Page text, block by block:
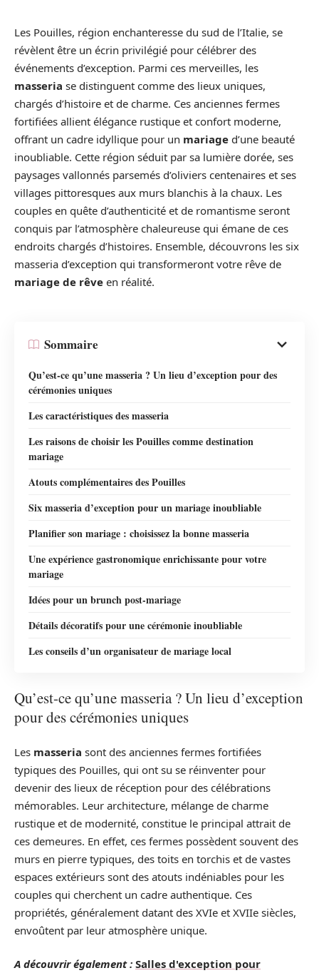
Les Pouilles, région enchanteresse du sud de l’Italie, se
révèlent être un écrin privilégié pour célébrer des
événements d’exception. Parmi ces merveilles, les
masseria se distinguent comme des lieux uniques,
chargés d’histoire et de charme. Ces anciennes fermes
fortifiées allient élégance rustique et confort moderne,
offrant un cadre idyllique pour un mariage d’une beauté
inoubliable. Cette région séduit par sa lumière dorée, ses
paysages vallonnés parsemés d’oliviers centenaires et ses
villages pittoresques aux murs blanchis à la chaux. Les
couples en quête d’authenticité et de romantisme seront
conquis par l’atmosphère chaleureuse qui émane de ces
endroits chargés d’histoires. Ensemble, découvrons les six
masseria d’exception qui transformeront votre rêve de
mariage de rêve en réalité.
Sommaire
Qu’est-ce qu’une masseria ? Un lieu d’exception pour des
cérémonies uniques
Les caractéristiques des masseria
Les raisons de choisir les Pouilles comme destination
mariage
Atouts complémentaires des Pouilles
Six masseria d’exception pour un mariage inoubliable
Planifier son mariage : choisissez la bonne masseria
Une expérience gastronomique enrichissante pour votre
mariage
Idées pour un brunch post-mariage
Détails décoratifs pour une cérémonie inoubliable
Les conseils d’un organisateur de mariage local
Qu’est-ce qu’une masseria ? Un lieu d’exception
pour des cérémonies uniques
Les masseria sont des anciennes fermes fortifiées
typiques des Pouilles, qui ont su se réinventer pour
devenir des lieux de réception pour des célébrations
mémorables. Leur architecture, mélange de charme
rustique et de modernité, constitue le principal attrait de
ces demeures. En effet, ces fermes possèdent souvent des
murs en pierre typiques, des toits en torchis et de vastes
espaces extérieurs sont des atouts indéniables pour les
couples qui cherchent un cadre authentique. Ces
propriétés, généralement datant des XVIe et XVIIe siècles,
envoûtent par leur atmosphère unique.
A découvrir également : Salles d'exception pour